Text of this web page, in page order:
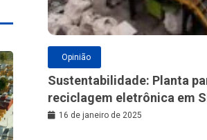
Opinião
Sustentabilidade: Planta
reciclagem eletrônica em
a maior da América Latina
16 de janeiro de 2025